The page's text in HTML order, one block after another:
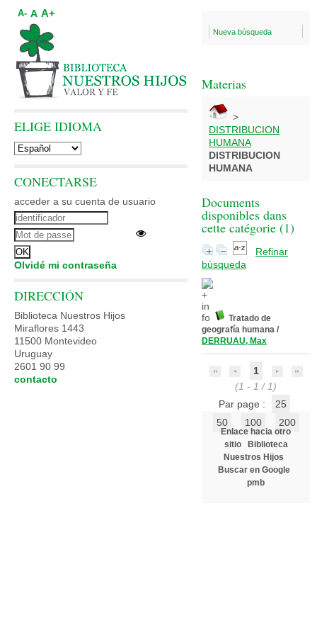
Nueva búsqueda
Materias
>
DISTRIBUCION
HUMANA
DISTRIBUCION
HUMANA
Documents
disponibles dans
cette catégorie (1)
Refinar
búsqueda
Tratado de
geografía humana /
DERRUAU, Max
1
(1 - 1 / 1)
Par page :
25
50
100 200
Enlace hacia otro
sitio
Biblioteca
Nuestros Hijos
Buscar en Google
pmb
A- A A+
ELIGE IDIOMA
CONECTARSE
acceder a su cuenta de usuario
Olvidé mi contraseña
DIRECCIÓN
Biblioteca Nuestros Hijos
Miraflores 1443
11500 Montevideo
Uruguay
2601 90 99
contacto